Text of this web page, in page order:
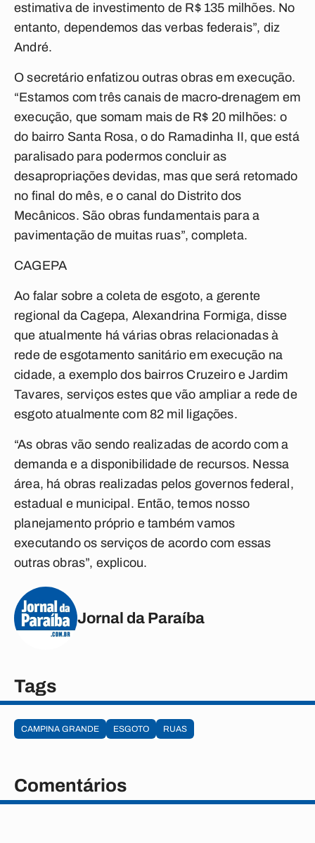
estimativa de investimento de R$ 135 milhões. No
entanto, dependemos das verbas federais”, diz
André.
O secretário enfatizou outras obras em execução.
“Estamos com três canais de macro-drenagem em
execução, que somam mais de R$ 20 milhões: o
do bairro Santa Rosa, o do Ramadinha II, que está
paralisado para podermos concluir as
desapropriações devidas, mas que será retomado
no final do mês, e o canal do Distrito dos
Mecânicos. São obras fundamentais para a
pavimentação de muitas ruas”, completa.
CAGEPA
Ao falar sobre a coleta de esgoto, a gerente
regional da Cagepa, Alexandrina Formiga, disse
que atualmente há várias obras relacionadas à
rede de esgotamento sanitário em execução na
cidade, a exemplo dos bairros Cruzeiro e Jardim
Tavares, serviços estes que vão ampliar a rede de
esgoto atualmente com 82 mil ligações.
“As obras vão sendo realizadas de acordo com a
demanda e a disponibilidade de recursos. Nessa
área, há obras realizadas pelos governos federal,
estadual e municipal. Então, temos nosso
planejamento próprio e também vamos
executando os serviços de acordo com essas
outras obras”, explicou.
Jornal da Paraíba
Tags
CAMPINA GRANDE ESGOTO RUAS
Comentários